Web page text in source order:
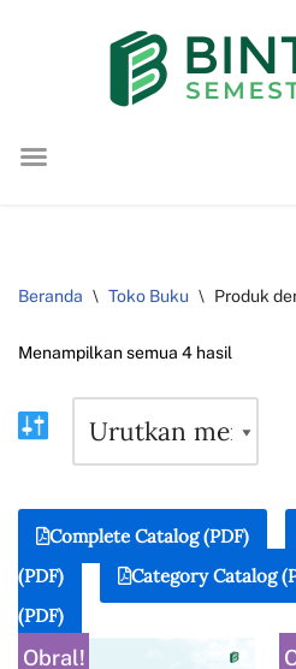
konten
Beranda \ Toko Buku \ Produk
Menampilkan semua 4 hasil
Complete Catalog (PDF)
(PDF)
Category Catalog
(PDF)
Obral!